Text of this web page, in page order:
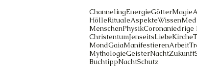
ChannelingEnergieGötterMagie
HölleRitualeAspekteWissen
MenschenPhysikCoronaniedrige
ChristentumJenseitsLiebeKirche
MondGaiaManifestierenArbeit
MythologieGeisterNachtZukunft
BuchtippNachtSchutz